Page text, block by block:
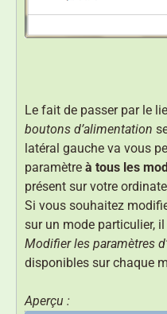
Le fait de passer par le
boutons d’alimentation
latéral gauche va vous
paramètre à tous les
présent sur votre
Si vous souhaitez
sur un mode particulier,
Modifier les paramètres
disponibles sur chaque
Aperçu :